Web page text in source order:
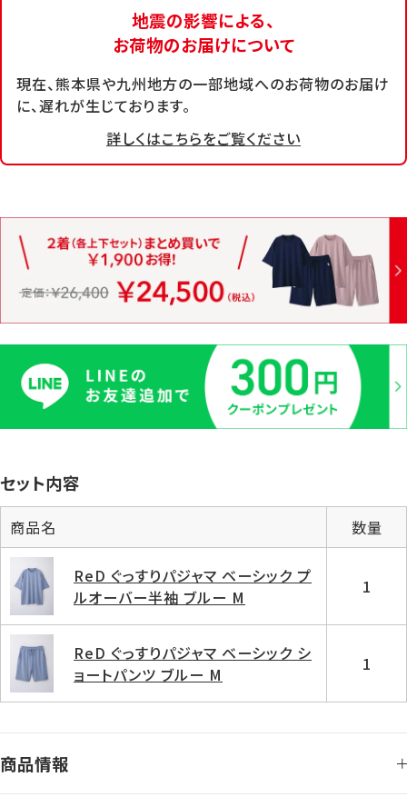
地震の影響による、
お荷物のお届けについて
現在、熊本県や九州地方の一部地域へのお荷物のお届け
に、遅れが生じております。
詳しくはこちらをご覧ください
セット内容
商品名 数量
ReD ぐっすりパジャマ ベーシック プ
ルオーバー半袖 ブルー M
1
ReD ぐっすりパジャマ ベーシック シ
ョートパンツ ブルー M
1
商品情報